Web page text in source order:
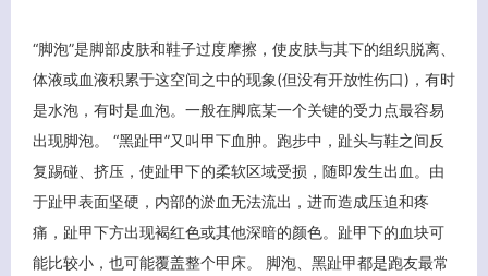
“脚泡”是脚部皮肤和鞋子过度摩擦，使皮肤与其下的组织脱离、
体液或血液积累于这空间之中的现象(但没有开放性伤口)，有时
是水泡，有时是血泡。一般在脚底某一个关键的受力点最容易
出现脚泡。 “黑趾甲”又叫甲下血肿。跑步中，趾头与鞋之间反
复踢碰、挤压，使趾甲下的柔软区域受损，随即发生出血。由
于趾甲表面坚硬，内部的淤血无法流出，进而造成压迫和疼
痛，趾甲下方出现褐红色或其他深暗的颜色。趾甲下的血块可
能比较小，也可能覆盖整个甲床。 脚泡、黑趾甲都是跑友最常
客服小美